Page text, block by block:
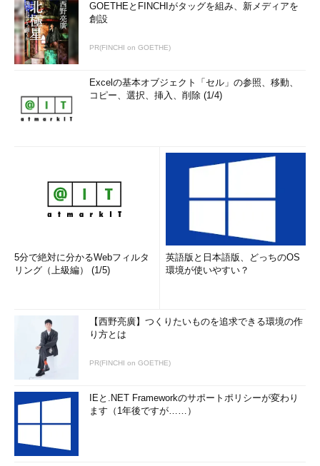
■この記事と関連性の高い別の記事
Windowsのrobocopyコマンドでコピーするファイルの種
類を選択／変更する （TIPS）
Windowsのrobocopyコマンドでフォルダーをバックアッ
プ／同期させる（TIPS）
xcopyでファイルをバックアップする（TIPS）
WindowsのRichCopyでフォルダをバックアップ／同期さ
Windowsのリモートデスクトップでリモートコンピュー
タとファイルをコピー＆ペーストする（TIPS）
Tech TIPS
GOETHEとFINCHIがタッグを組み、新メディアを
創設
PR(FINCHI on GOETHE)
Excelの基本オブジェクト「セル」の参照、移動、
コピー、選択、挿入、削除 (1/4)
5分で絶対に分かるWebフィルタ
リング（上級編） (1/5)
英語版と日本語版、どっちのOS
環境が使いやすい？
【西野亮廣】つくりたいものを追求できる環境の作
り方とは
PR(FINCHI on GOETHE)
IEと.NET Frameworkのサポートポリシーが変わり
ます（1年後ですが……）